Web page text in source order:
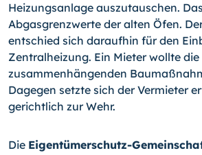
Heizungsanlage auszutauschen.
Abgasgrenzwerte der alten Öfen.
entschied sich daraufhin für den
Zentralheizung. Ein Mieter wollte
zusammenhängenden
Dagegen setzte sich der Vermieter
gerichtlich zur Wehr.
Die Eigentümerschutz-